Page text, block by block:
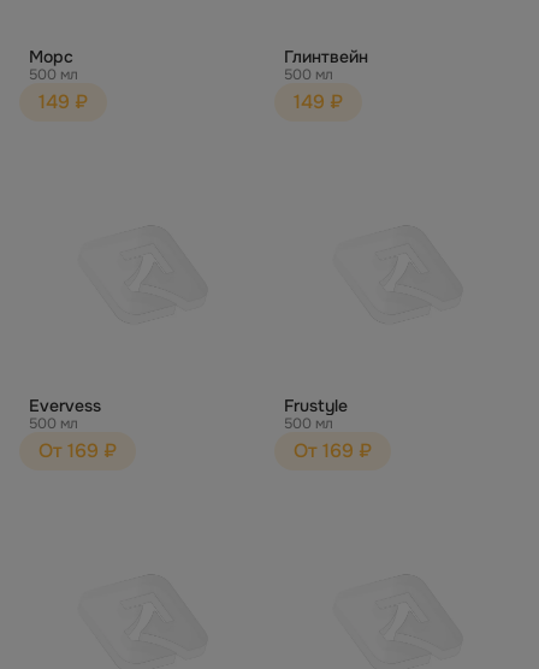
Морс
500 мл
149 ₽
Глинтвейн
500 мл
149 ₽
Evervess
500 мл
От 169 ₽
Frustyle
500 мл
От 169 ₽